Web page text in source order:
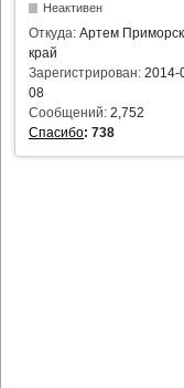
Неактивен
Откуда: Артем
край
Зарегистрирован: 2014-
08
Сообщений: 2,752
Спасибо: 738